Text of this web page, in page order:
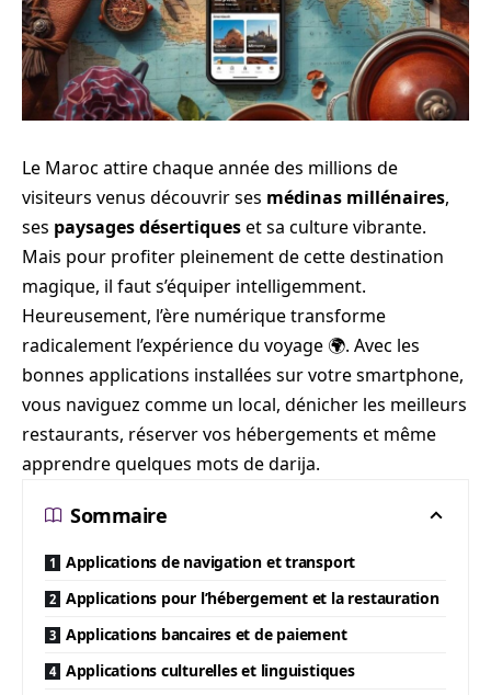
Le Maroc attire chaque année des millions de
visiteurs venus découvrir ses médinas millénaires,
ses paysages désertiqueset sa culture vibrante.
Mais pour profiter pleinement de cette destination
magique, il faut s’équiper intelligemment.
Heureusement, l’ère numérique transforme
radicalement l’expérience du voyage 🌍. Avec les
bonnes applications installées sur votre smartphone,
vous naviguez comme un local, dénicher les meilleurs
restaurants, réserver vos hébergements et même
apprendre quelques mots de darija.
Sommaire
Applications de navigation et transport
Applications pour l’hébergement et la restauration
Applications bancaires et de paiement
Applications culturelles et linguistiques